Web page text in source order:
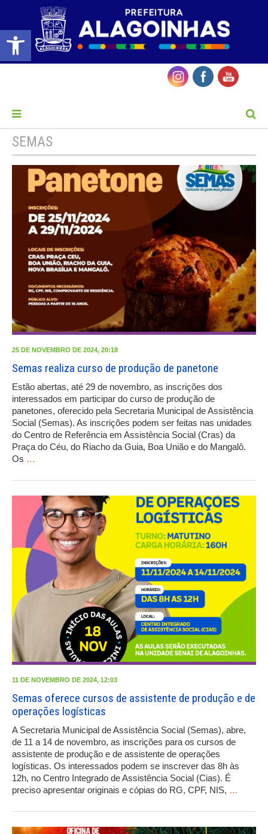
Barra de Ferramentas Aberta
SEMAS
25 DE NOVEMBRO DE 2024, 20:18
Semas realiza curso de produção de panetone
Estão abertas, até 29 de novembro, as inscrições dos
interessados em participar do curso de produção de
panetones, oferecido pela Secretaria Municipal de Assistência
Social (Semas). As inscrições podem ser feitas nas unidades
do Centro de Referência em Assistência Social (Cras) da
Praça do Céu, do Riacho da Guia, Boa União e do Mangalô.
Os …
11 DE NOVEMBRO DE 2024, 12:03
Semas oferece cursos de assistente de produção e de
operações logísticas
A Secretaria Municipal de Assistência Social (Semas), abre,
de 11 a 14 de novembro, as inscrições para os cursos de
assistente de produção e de assistente de operações
logísticas. Os interessados podem se inscrever das 8h às
12h, no Centro Integrado de Assistência Social (Cias). É
preciso apresentar originais e cópias do RG, CPF, NIS, …